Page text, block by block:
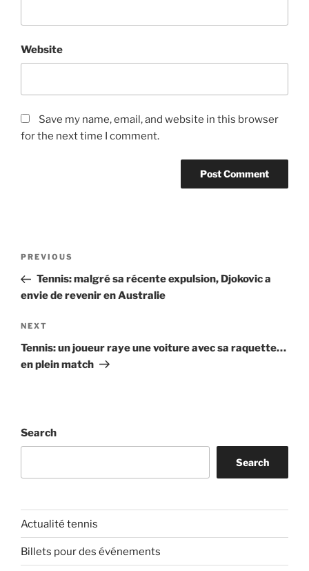
Website
Save my name, email, and website in this browser
for the next time I comment.
Previous
Post
PREVIOUS
Tennis: malgré sa récente expulsion, Djokovic a
envie de revenir en Australie
Next
Post
NEXT
Tennis: un joueur raye une voiture avec sa raquette…
en plein match
Search
Search
Actualité tennis
Billets pour des événements